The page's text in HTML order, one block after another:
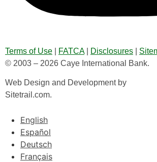
Terms of Use FATCA| Disclosures
© 2003 – 2026 Caye International Bank.
Web Design and Development by
Sitetrail.com.
English
Español
Deutsch
Français